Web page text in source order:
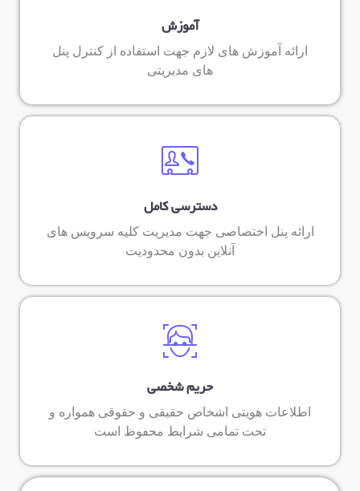
آموزش
ارائه آموزش های لازم جهت استفاده از کنترل پنل
های مدیریتی
دسترسی کامل
ارائه پنل اختصاصی جهت مدیریت کلیه سرویس های
آنلاین بدون محدودیت
حریم شخصی
اطلاعات هویتی اشخاص حقیقی و حقوقی همواره و
تحت تمامی شرایط محفوظ است